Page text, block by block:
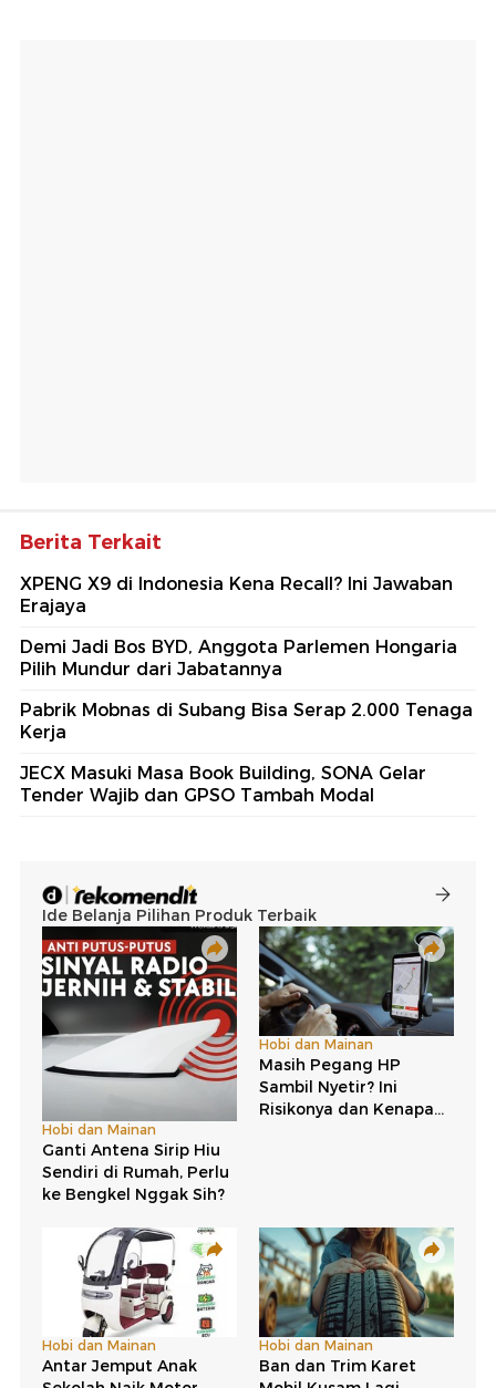
Berita Terkait
XPENG X9 di Indonesia Kena Recall? Ini Jawaban
Erajaya
Demi Jadi Bos BYD, Anggota Parlemen Hongaria
Pilih Mundur dari Jabatannya
Pabrik Mobnas di Subang Bisa Serap 2.000 Tenaga
Kerja
JECX Masuki Masa Book Building, SONA Gelar
Tender Wajib dan GPSO Tambah Modal